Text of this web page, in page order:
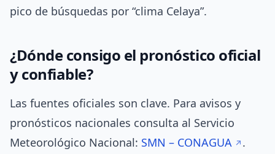
pico de búsquedas por “clima Celaya”.
¿Dónde consigo el pronóstico oficial
y confiable?
Las fuentes oficiales son clave. Para avisos y
pronósticos nacionales consulta al Servicio
Meteorológico Nacional: SMN – CONAGUA
.